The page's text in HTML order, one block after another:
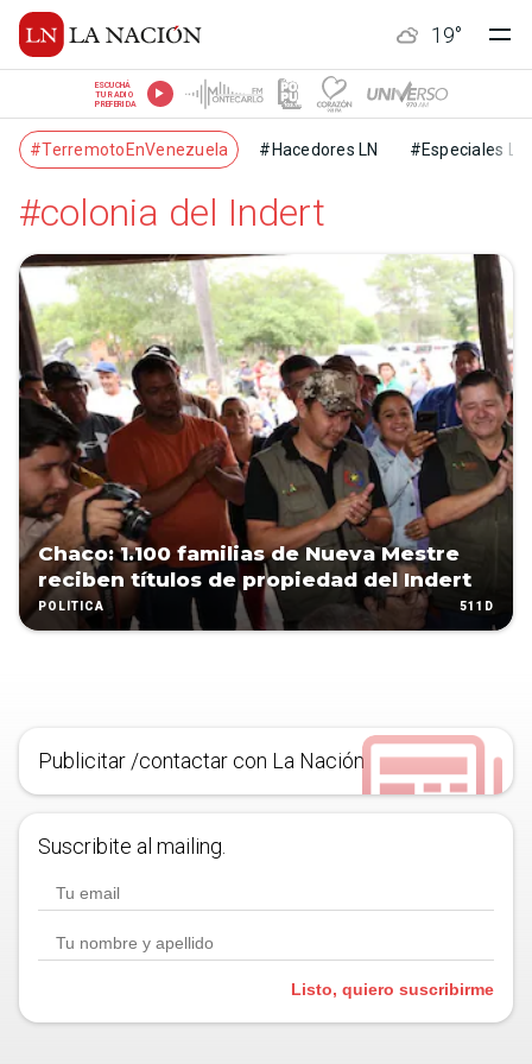
19°
ESCUCHÁ
TU RADIO
PREFERIDA
#TerremotoEnVenezuela #Hacedores LN #Especiales LN
#colonia del Indert
Chaco: 1.100 familias de Nueva Mestre
reciben títulos de propiedad del Indert
POLÍTICA 511D
Publicitar /contactar con La Nación
Suscribite al mailing.
Listo, quiero suscribirme